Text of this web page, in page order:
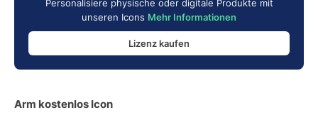
Personalisiere physische oder digitale Produkte mit
unseren Icons Mehr Informationen
Lizenz kaufen
Arm kostenlos Icon